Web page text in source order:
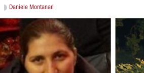
Daniele Montanari